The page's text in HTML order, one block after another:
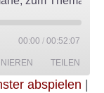
00:00 / 00:52:07
TEILEN
abspielen